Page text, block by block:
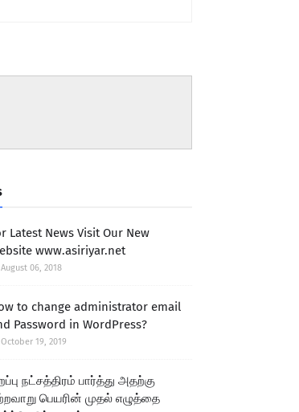
Latest News Visit Our New
www.asiriyar.net
August 06, 2018
to change administrator email
Password in WordPress?
October 19, 2019
நட்சத்திரம் பார்த்து அதற்கு
பெயரின் முதல் எழுத்தை